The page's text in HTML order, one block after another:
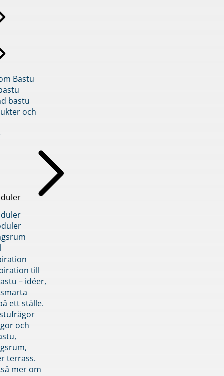
Bastu
bastu
och
till
– idéer,
ett ställe.
och
terrass.
mer om